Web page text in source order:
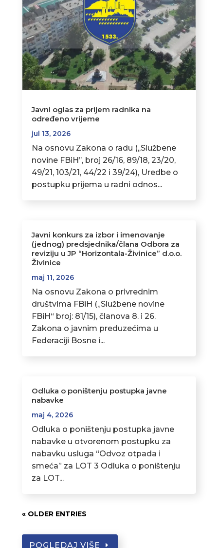
Javni oglas za prijem radnika na
određeno vrijeme
jul 13, 2026
Na osnovu Zakona o radu (,,Službene
novine FBiH’’, broj 26/16, 89/18, 23/20,
49/21, 103/21, 44/22 i 39/24), Uredbe o
postupku prijema u radni odnos...
Javni konkurs za izbor i imenovanje
(jednog) predsjednika/člana Odbora za
reviziju u JP “Horizontala-Živinice” d.o.o.
Živinice
maj 11, 2026
Na osnovu Zakona o privrednim
društvima FBiH („Službene novine
FBiH“ broj: 81/15), članova 8. i 26.
Zakona o javnim preduzećima u
Federaciji Bosne i...
Odluka o poništenju postupka javne
nabavke
maj 4, 2026
Odluka o poništenju postupka javne
nabavke u otvorenom postupku za
nabavku usluga “Odvoz otpada i
smeća” za LOT 3 Odluka o poništenju
za LOT...
« OLDER ENTRIES
POGLEDAJ VIŠE